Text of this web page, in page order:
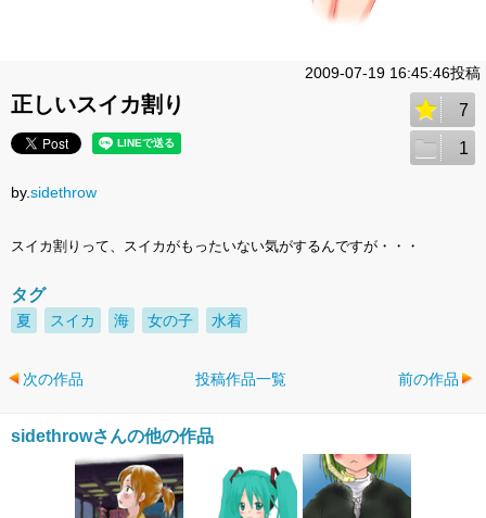
2009-07-19 16:45:46投稿
正しいスイカ割り 7
1
by.sidethrow
スイカ割りって、スイカがもったいない気がするんですが・・・
タグ
夏 スイカ 海 女の子 水着
次の作品 投稿作品一覧 前の作品
sidethrowさんの他の作品